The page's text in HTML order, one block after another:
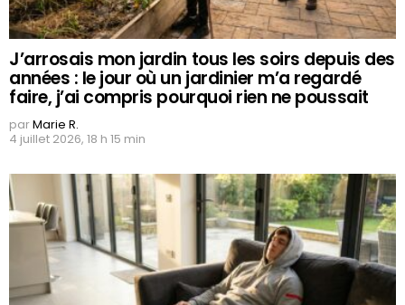
J’arrosais mon jardin tous les soirs depuis des
années : le jour où un jardinier m’a regardé
faire, j’ai compris pourquoi rien ne poussait
parMarie R.
4 juillet 2026, 18 h 15 min